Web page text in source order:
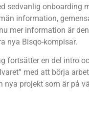
sedvanlig onboarding
information,
mer information är
nya Bisqo-kompisar.
fortsätter en del intro
med att börja
nya projekt som är på